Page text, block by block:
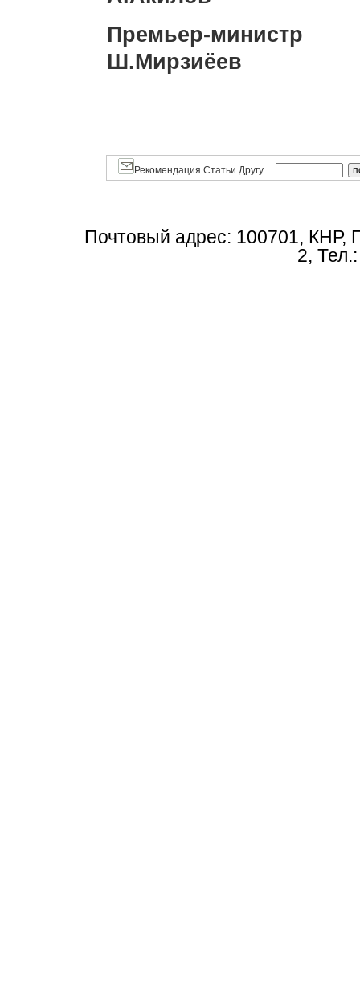
Премьер-
Ш.Мирзиёев
Рекомендация Статьи Другу
Почтовый адрес: 100701, КНР,
2,